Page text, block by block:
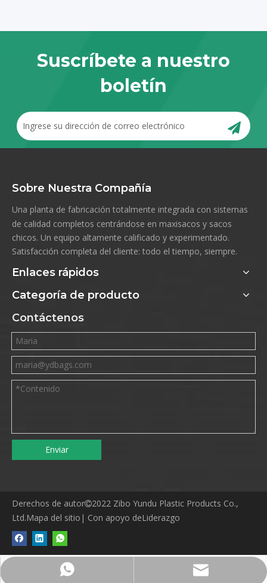
Suscríbete a nuestro
boletín
Sobre Nuestra Compañía
Una planta de fabricación totalmente integrada con sistemas
de calidad completos centrándose en maxisacos y sacos
chicos. Un equipo altamente calificado y experimentado.
Satisfacción completa del cliente: todo el tiempo, siempre.
Enlaces rápidos
Categoría de producto
Contáctenos
Enviar
Derechos de autor2022 Zibo Yundu Plastic Products Co.,
Ltd.Mapa del sitio | Con apoyo deLiderazgo